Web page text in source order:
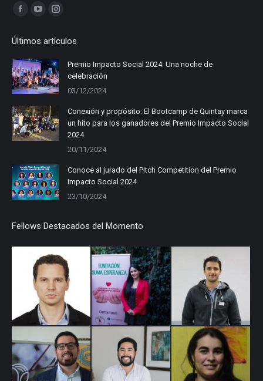
Find us on:
Facebook
opens
in
new
window
YouTube
opens
in
new
window
Instagram
opens
in
new
window
Últimos artículos
Premio Impacto Social 2024: Una noche de
celebración
03/12/2024
Conexión y propósito: El Bootcamp de Quintay marca
un hito para los ganadores del Premio Impacto Social
2024
20/11/2024
Conoce al jurado del Pitch Competition del Premio
Impacto Social 2024
23/10/2024
Fellows Destacados del Momento